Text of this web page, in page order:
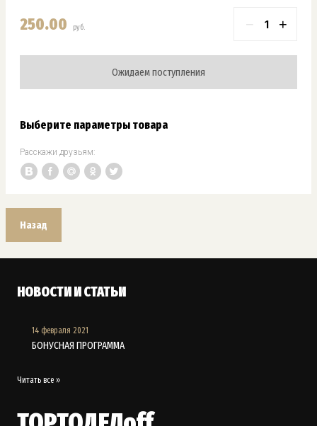
250.00 руб. − +
Ожидаем поступления
Выберите параметры товара
Расскажи друзьям:
Назад
НОВОСТИ И СТАТЬИ
14 февраля 2021
БОНУСНАЯ ПРОГРАММА
Читать все »